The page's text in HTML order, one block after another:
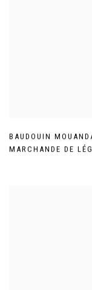
BAUDOUIN
MARCHANDE DE